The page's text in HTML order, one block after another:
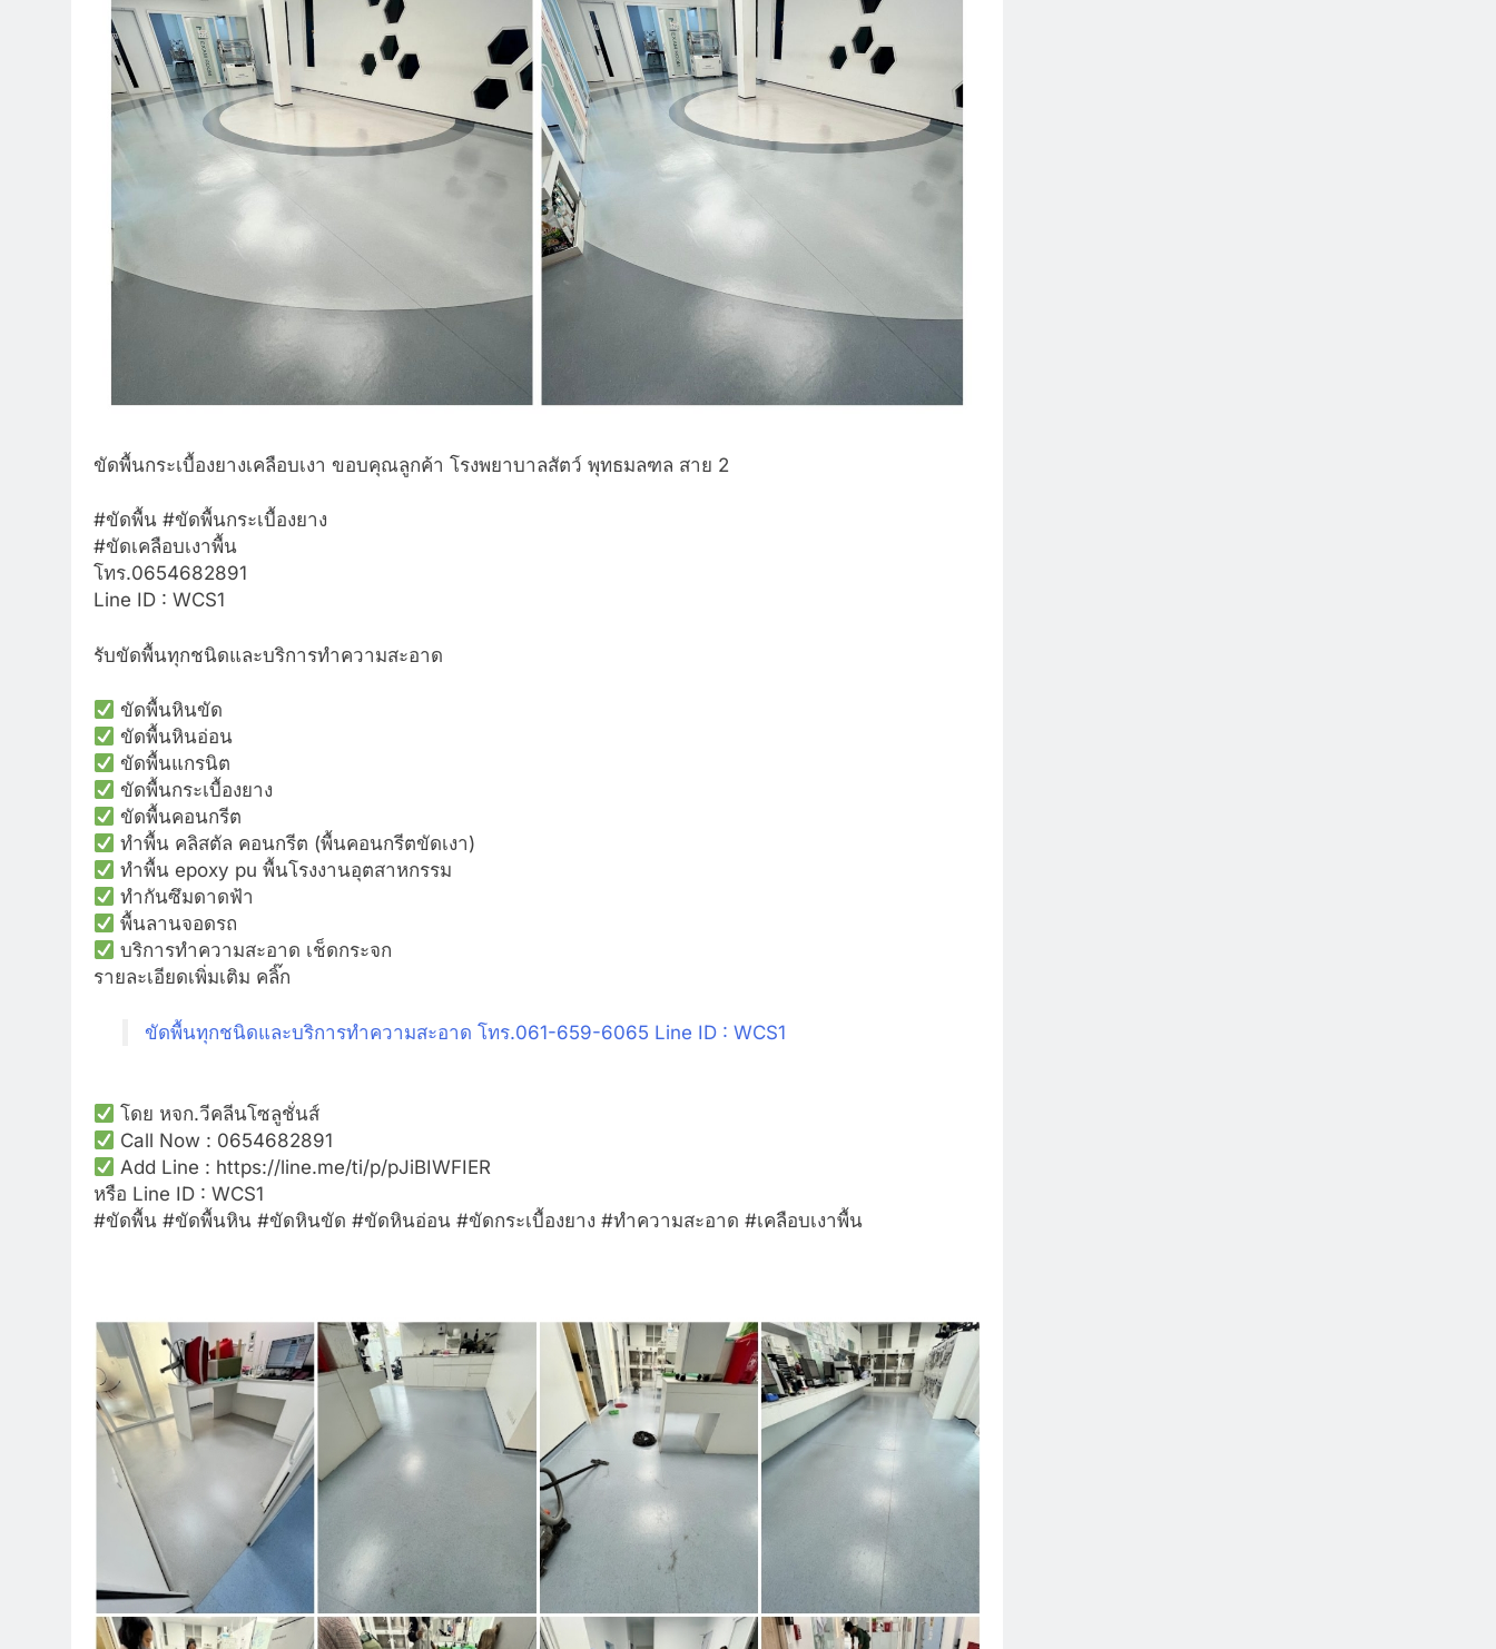
ขัดพื้นกระเบื้องยางเคลือบเงา ขอบคุณลูกค้า โรงพยาบาลสัตว์ พุทธมลฑล สาย 2
#ขัดพื้น #ขัดพื้นกระเบื้องยาง
#ขัดเคลือบเงาพื้น
โทร.0654682891
Line ID : WCS1
รับขัดพื้นทุกชนิดและบริการทำความสะอาด
ขัดพื้นหินขัด
ขัดพื้นหินอ่อน
ขัดพื้นแกรนิต
ขัดพื้นกระเบื้องยาง
ขัดพื้นคอนกรีต
ทำพื้น คลิสตัล คอนกรีต (พื้นคอนกรีตขัดเงา)
ทำพื้น epoxy pu พื้นโรงงานอุตสาหกรรม
ทำกันซึมดาดฟ้า
พื้นลานจอดรถ
บริการทำความสะอาด เช็ดกระจก
รายละเอียดเพิ่มเติม คลิ๊ก
ขัดพื้นทุกชนิดและบริการทำความสะอาด โทร.061-659-6065 Line ID : WCS1
โดย หจก.วีคลีนโซลูชั่นส์
Call Now : 0654682891
Add Line : https://line.me/ti/p/pJiBIWFIER
หรือ Line ID : WCS1
#ขัดพื้น #ขัดพื้นหิน #ขัดหินขัด #ขัดหินอ่อน #ขัดกระเบื้องยาง #ทำความสะอาด #เคลือบเงาพื้น